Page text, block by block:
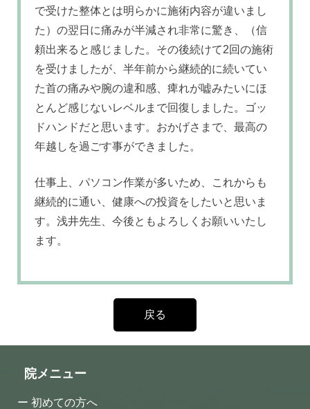
院メニュー
初めての方へ
で受けた整体とは明らかに施術内容が違いまし
た）の翌日に痛みが半減され非常に驚き、（信
頼出来ると感じました。その後続けて2回の施術
を受けましたが、半年前から継続的に続いてい
た首の痛みや腕の違和感、痺れが嘘みたいにほ
とんど感じないレベルまで回復しました。ゴッ
ドハンドだと思います。おかげさまで、最高の
年越しを過ごす事ができました。
仕事上、パソコン作業が多いため、これからも
継続的に通い、健康への投資をしたいと思いま
す。浅井先生、今後ともよろしくお願いいたし
ます。
戻る